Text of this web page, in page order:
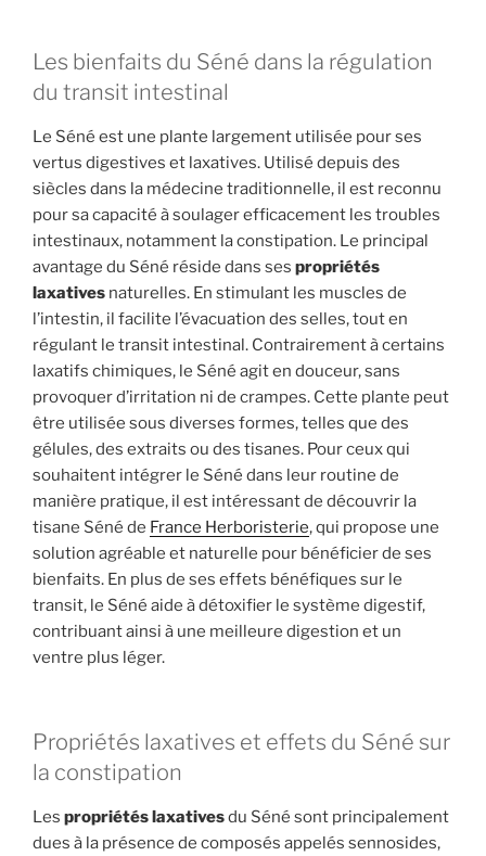
Les bienfaits du Séné dans la régulation
du transit intestinal
Le Séné est une plante largement utilisée pour ses
vertus digestives et laxatives. Utilisé depuis des
siècles dans la médecine traditionnelle, il est reconnu
pour sa capacité à soulager efficacement les troubles
intestinaux, notamment la constipation. Le principal
avantage du Séné réside dans ses propriétés
laxatives naturelles. En stimulant les muscles de
l’intestin, il facilite l’évacuation des selles, tout en
régulant le transit intestinal. Contrairement à certains
laxatifs chimiques, le Séné agit en douceur, sans
provoquer d’irritation ni de crampes. Cette plante peut
être utilisée sous diverses formes, telles que des
gélules, des extraits ou des tisanes. Pour ceux qui
souhaitent intégrer le Séné dans leur routine de
manière pratique, il est intéressant de découvrir la
tisane Séné de France Herboristerie, qui propose une
solution agréable et naturelle pour bénéficier de ses
bienfaits. En plus de ses effets bénéfiques sur le
transit, le Séné aide à détoxifier le système digestif,
contribuant ainsi à une meilleure digestion et un
ventre plus léger.
Propriétés laxatives et effets du Séné sur
la constipation
Les propriétés laxativesdu Séné sont principalement
dues à la présence de composés appelés sennosides,